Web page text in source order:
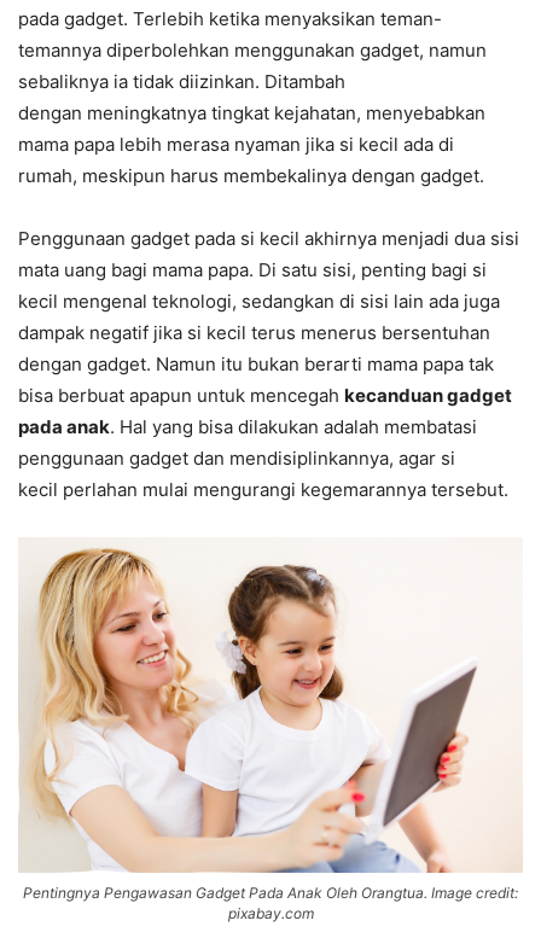
pada gadget. Terlebih ketika menyaksikan teman-
temannya diperbolehkan menggunakan gadget, namun
sebaliknya ia tidak diizinkan. Ditambah
dengan meningkatnya tingkat kejahatan, menyebabkan
mama papa lebih merasa nyaman jika si kecil ada di
rumah, meskipun harus membekalinya dengan gadget.
Penggunaan gadget pada si kecil akhirnya menjadi dua sisi
mata uang bagi mama papa. Di satu sisi, penting bagi si
kecil mengenal teknologi, sedangkan di sisi lain ada juga
dampak negatif jika si kecil terus menerus bersentuhan
dengan gadget. Namun itu bukan berarti mama papa tak
bisa berbuat apapun untuk mencegah kecanduan gadget
pada anak. Hal yang bisa dilakukan adalah membatasi
penggunaan gadget dan mendisiplinkannya, agar si
kecil perlahan mulai mengurangi kegemarannya tersebut.
Pentingnya Pengawasan Gadget Pada Anak Oleh Orangtua. Image credit:
pixabay.com